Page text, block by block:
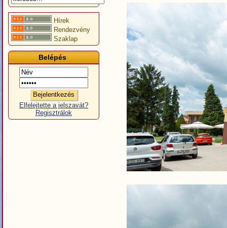
Hírek
Rendezvény
Szaklap
Belépés
Elfelejtette a jelszavát?
Regisztrálok